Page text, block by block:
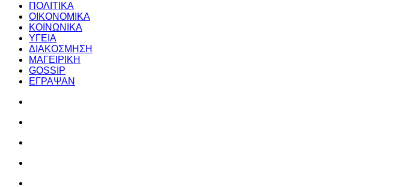
ΠΟΛΙΤΙΚΑ
ΟΙΚΟΝΟΜΙΚΑ
ΚΟΙΝΩΝΙΚΑ
ΥΓΕΙΑ
ΔΙΑΚΟΣΜΗΣΗ
ΜΑΓΕΙΡΙΚΗ
GOSSIP
ΕΓΡΑΨΑΝ